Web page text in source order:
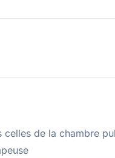
celles de la chambre